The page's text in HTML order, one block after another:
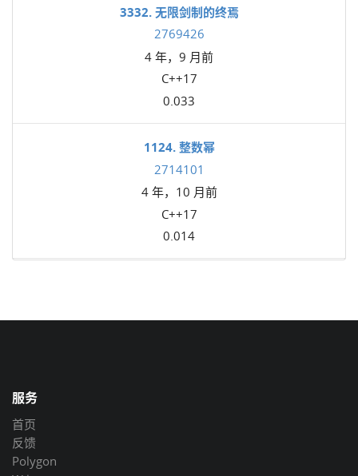
3332. 无限剑制的终焉
2769426
4 年，9 月前
C++17
0.033
1124. 整数幂
2714101
4 年，10 月前
C++17
0.014
服务
首页
反馈
Polygon